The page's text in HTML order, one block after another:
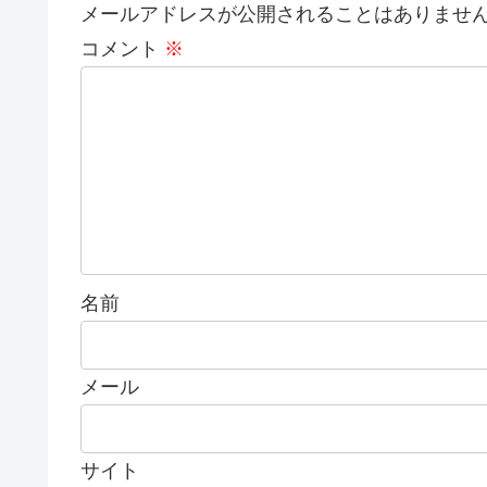
メールアドレスが公開されることはありませ
コメント ※
名前
メール
サイト